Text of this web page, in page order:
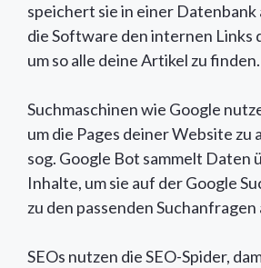
speichert sie in einer Datenbank
die Software den internen Links
um so alle deine Artikel zu finden.
Suchmaschinen wie Google
um die Pages deiner Website zu
sog. Google Bot sammelt Daten
Inhalte, um sie auf der Google
zu den passenden Suchanfragen
SEOs nutzen die SEO-Spider,